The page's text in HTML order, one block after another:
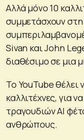
Αλλά μόνο 10
συμμετάσχουν
Sivan και John
διαθέσιμο σε μια
Το YouTube θέλει
καλλιτέχνες, για
τραγουδιών AI
ανθρώπους.